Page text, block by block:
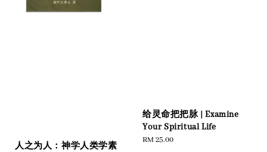
人之为人：神学人类学素
给灵命把把脉 | Examine
Your Spiritual Life
Regular
RM 25.00